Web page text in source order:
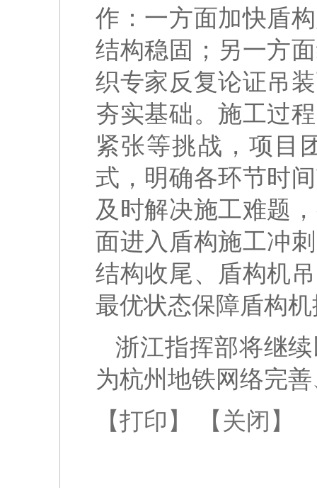
作：一方面加快盾
结构稳固；另一方
织专家反复论证吊
夯实基础。施工过
紧张等挑战，项目
式，明确各环节时
及时解决施工难题
面进入盾构施工冲
结构收尾、盾构机
最优状态保障盾构
浙江指挥部将继
为杭州地铁网络完
【打印】
【关闭】